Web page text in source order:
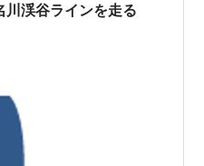
川渓谷ラインを走る